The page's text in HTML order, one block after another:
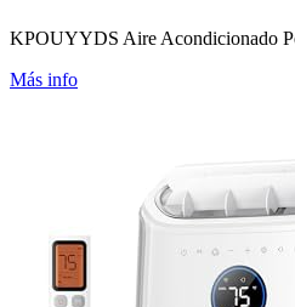
KPOUYYDS Aire Acondicionado
Más info